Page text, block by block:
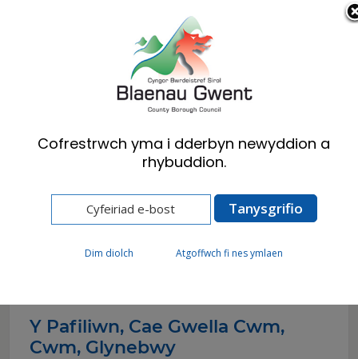
Cymraeg English
Ymwelwyr
Ron Burgess
Y Pafiliwn, Cae Gwella Cwm,
Cwm, Glynebwy
Cofrestrwch yma i dderbyn newyddion a
rhybuddion.
Dim diolch Atgoffwch fi nes ymlaen